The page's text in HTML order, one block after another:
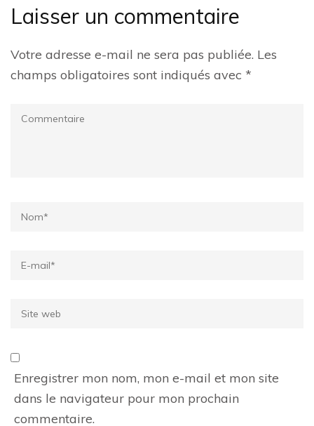
Laisser un commentaire
Votre adresse e-mail ne sera pas publiée. Les
champs obligatoires sont indiqués avec *
Commentaire
Name*
Email*
Site
Enregistrer mon nom, mon e-mail et mon site
dans le navigateur pour mon prochain
commentaire.